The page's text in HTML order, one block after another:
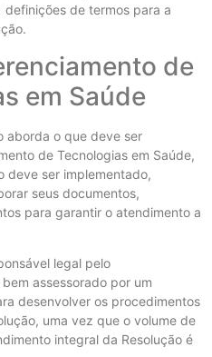
definições de termos para a
de
em Saúde
aborda o que deve ser
de Tecnologias em Saúde,
deve ser implementado,
seus documentos,
para garantir o atendimento a
legal pelo
assessorado por um
desenvolver os procedimentos
uma vez que o volume de
integral da Resolução é